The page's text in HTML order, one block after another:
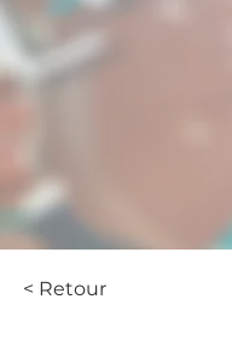
< Retour